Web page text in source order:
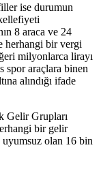
ise durumun
8 araca ve 24
herhangi bir vergi
milyonlarca lirayı
spor araçlara binen
alındığı ifade
Gelir Grupları
bir gelir
olan 16 bin